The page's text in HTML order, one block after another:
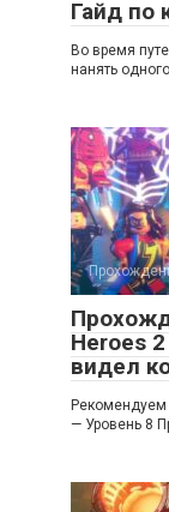
Гайд по
Во время
нанять
Heroes
видел
Рекомендуем
— Уровень 8